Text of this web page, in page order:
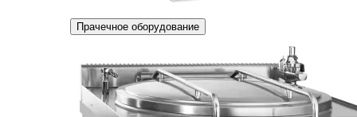
Прачечное оборудование